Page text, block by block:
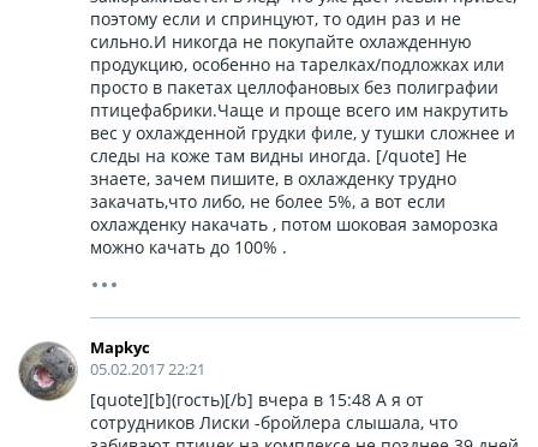
поэтому если и спринцуют, то один раз и не
сильно.И никогда не покупайте охлажденную
продукцию, особенно на тарелках/подложках или
просто в пакетах целлофановых без полиграфии
птицефабрики.Чаще и проще всего им накрутить
вес у охлажденной грудки филе, у тушки сложнее и
следы на коже там видны иногда. [/quote] Не
знаете, зачем пишите, в охлажденку трудно
закачать,что либо, не более 5%, а вот если
охлажденку накачать , потом шоковая заморозка
можно качать до 100% .
Mаpkyc
05.02.2017 22:21
[quote][b](гость)[/b] вчера в 15:48 А я от
сотрудников Лиски -бройлера слышала, что